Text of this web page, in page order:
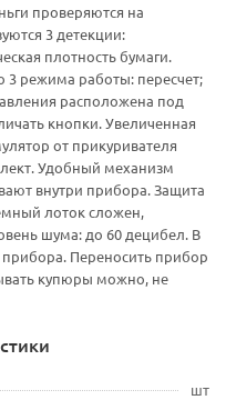
проверяются на
3 детекции:
плотность бумаги.
режима работы: пересчет;
расположена под
кнопки. Увеличенная
от прикуривателя
Удобный механизм
внутри прибора. Защита
лоток сложен,
шума: до 60 децибел. В
Переносить прибор
купюры можно, не
шт